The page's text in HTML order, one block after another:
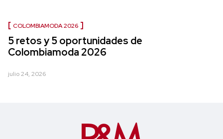
COLOMBIAMODA 2026
5 retos y 5 oportunidades de
Colombiamoda 2026
julio 24, 2026